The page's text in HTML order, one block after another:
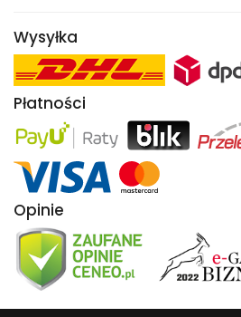
Wysyłka
Płatności
Opinie